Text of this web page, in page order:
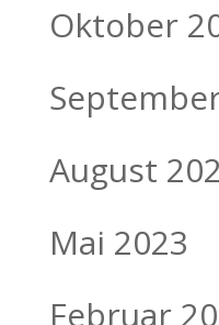
Oktober
August
Mai 2023
Februar